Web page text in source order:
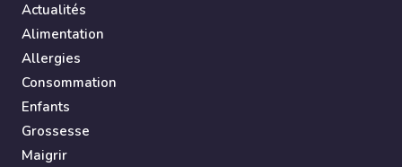
Actualités
Alimentation
Allergies
Consommation
Enfants
Grossesse
Maigrir